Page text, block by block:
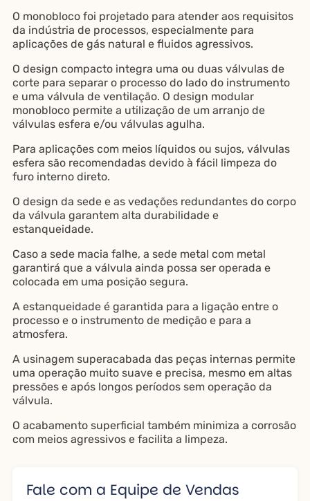
O monobloco foi projetado para atender aos requisitos
da indústria de processos, especialmente para
aplicações de gás natural e fluidos agressivos.
O design compacto integra uma ou duas válvulas de
corte para separar o processo do lado do instrumento
e uma válvula de ventilação. O design modular
monobloco permite a utilização de um arranjo de
válvulas esfera e/ou válvulas agulha.
Para aplicações com meios líquidos ou sujos, válvulas
esfera são recomendadas devido à fácil limpeza do
furo interno direto.
O design da sede e as vedações redundantes do corpo
da válvula garantem alta durabilidade e
estanqueidade.
Caso a sede macia falhe, a sede metal com metal
garantirá que a válvula ainda possa ser operada e
colocada em uma posição segura.
A estanqueidade é garantida para a ligação entre o
processo e o instrumento de medição e para a
atmosfera.
A usinagem superacabada das peças internas permite
uma operação muito suave e precisa, mesmo em altas
pressões e após longos períodos sem operação da
válvula.
O acabamento superficial também minimiza a corrosão
com meios agressivos e facilita a limpeza.
Fale com a Equipe de Vendas